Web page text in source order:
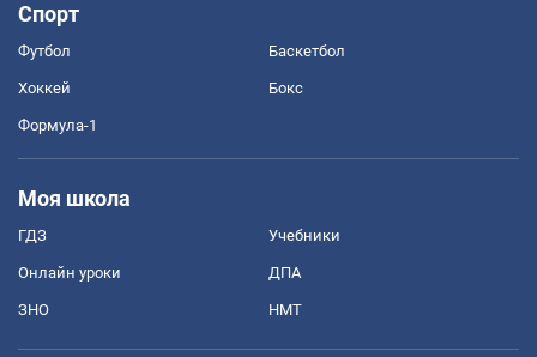
Спорт
Футбол Баскетбол
Хоккей Бокс
Формула-1
Моя школа
ГДЗ Учебники
Онлайн уроки ДПА
ЗНО НМТ